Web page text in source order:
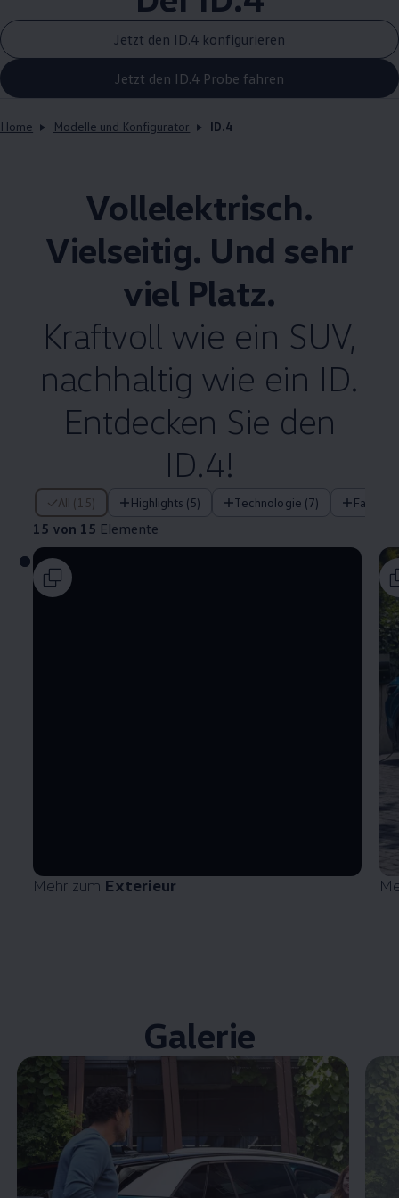
Jetzt den ID.4 konfigurieren
Jetzt den ID.4 Probe fahren
Home Modelle und Konfigurator ID.4
Vollelektrisch.
Vielseitig. Und sehr
viel Platz.
Kraftvoll wie ein SUV,
nachhaltig wie ein ID.
Entdecken Sie den
ID.4!
All (15) Highlights (5) Technologie (7)
15 von 15 Elemente
15 von 15 Elemente
Mehr zum Exterieur
Galerie
Enable fullscreen mode